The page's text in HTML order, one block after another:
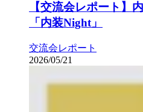
【交流会レポート】
「内装Night」
交流会レポート
2026/05/21